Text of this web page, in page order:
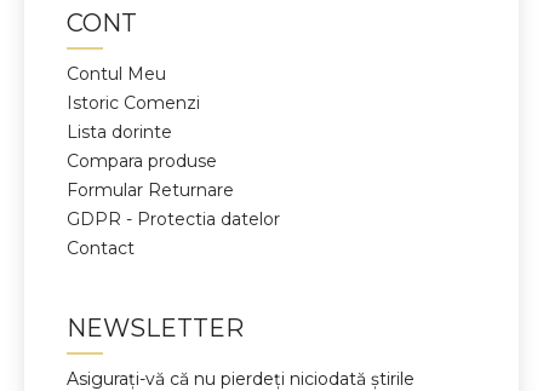
CONT
Contul Meu
Istoric Comenzi
Lista dorinte
Compara produse
Formular Returnare
GDPR - Protectia datelor
Contact
NEWSLETTER
Asigurați-vă că nu pierdeți niciodată știrile